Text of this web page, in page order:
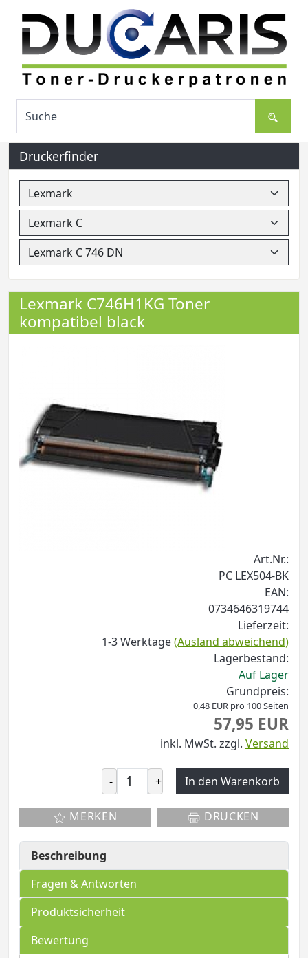
Druckerfinder
Lexmark C746H1KG Toner
kompatibel black
Art.Nr.:
PC LEX504-BK
EAN:
0734646319744
Lieferzeit:
1-3 Werktage(Ausland abweichend)
Lagerbestand:
Auf Lager
Grundpreis:
0,48 EUR pro 100 Seiten
57,95 EUR
inkl. MwSt. zzgl. Versand
- + In den Warenkorb
MERKEN DRUCKEN
Beschreibung
Fragen & Antworten
Produktsicherheit
Bewertung